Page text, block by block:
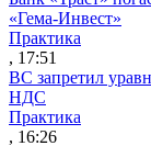
«Гема-Инвест»
Практика
, 17:51
ВС запретил
НДС
Практика
, 16:26